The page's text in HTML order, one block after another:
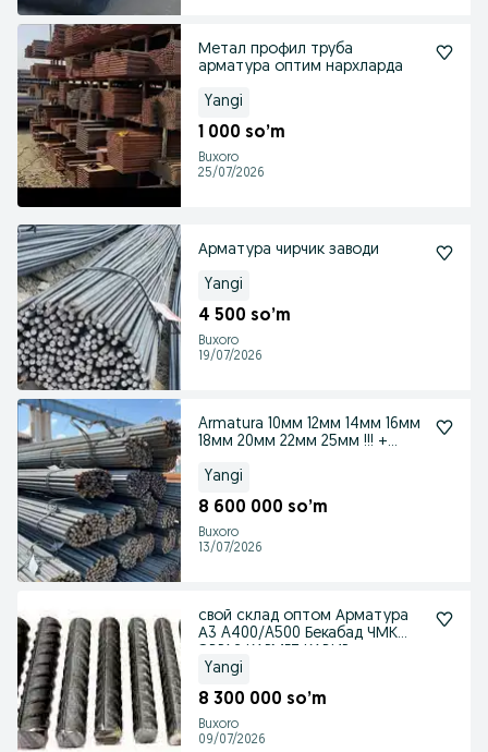
Метал профил труба
арматура оптим нархларда
Yangi
1 000 so’m
Buxoro
25/07/2026
Арматура чирчик заводи
Yangi
4 500 so’m
Buxoro
19/07/2026
Armatura 10мм 12мм 14мм 16мм
18мм 20мм 22мм 25мм !!! +
Yangi
8 600 000 so’m
Buxoro
13/07/2026
свой склад оптом Арматура
А3 A400/A500 Бекабад ЧМК
Yangi
8 300 000 so’m
Buxoro
09/07/2026